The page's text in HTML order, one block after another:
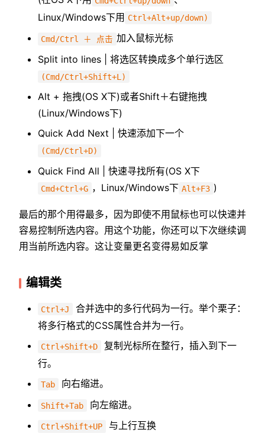
Linux/Windows下用 Ctrl+Alt+up/down)
Cmd/Ctrl ＋ 点击 加入鼠标光标
Split into lines | 将选区转换成多个单行选区
(Cmd/Ctrl+Shift+L)
Alt + 拖拽(OS X下)或者Shift＋右键拖拽
(Linux/Windows下)
Quick Add Next | 快速添加下一个
(Cmd/Ctrl+D)
Quick Find All | 快速寻找所有(OS X下
Cmd+Ctrl+G ，Linux/Windows下 Alt+F3 )
最后的那个用得最多，因为即使不用鼠标也可以快速并
容易控制所选内容。用这个功能，你还可以下次继续调
用当前所选内容。这让变量更名变得易如反掌
编辑类
Ctrl+J
合并选中的多行代码为一行。举个栗子：
将多行格式的CSS属性合并为一行。
Ctrl+Shift+D
复制光标所在整行，插入到下一
行。
Tab 向右缩进。
Shift+Tab 向左缩进。
Ctrl+Shift+UP 与上行互换